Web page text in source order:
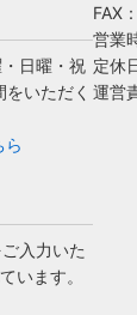
日曜・祝
いただく
ら
入力いた
います。
FAX
営業
定休
運営